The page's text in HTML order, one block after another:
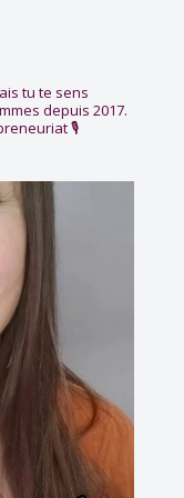
tu te sens
depuis 2017.
🎙️